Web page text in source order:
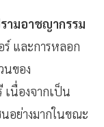
ามอาชญากรรม
ร์ และการหลอก
นของ
นื่องจากเป็น
อย่างมากในขณะ